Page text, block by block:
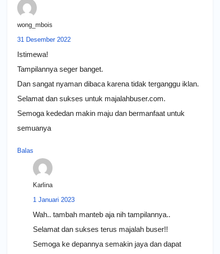
wong_mbois
31 Desember 2022
Istimewa!
Tampilannya seger banget.
Dan sangat nyaman dibaca karena tidak terganggu iklan.
Selamat dan sukses untuk majalahbuser.com.
Semoga kededan makin maju dan bermanfaat untuk
semuanya
Balas
Karlina
1 Januari 2023
Wah.. tambah manteb aja nih tampilannya..
Selamat dan sukses terus majalah buser!!
Semoga ke depannya semakin jaya dan dapat